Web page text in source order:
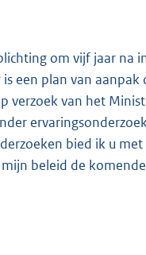
om vijf jaar na
een plan van
verzoek van het
bied ik u
beleid de